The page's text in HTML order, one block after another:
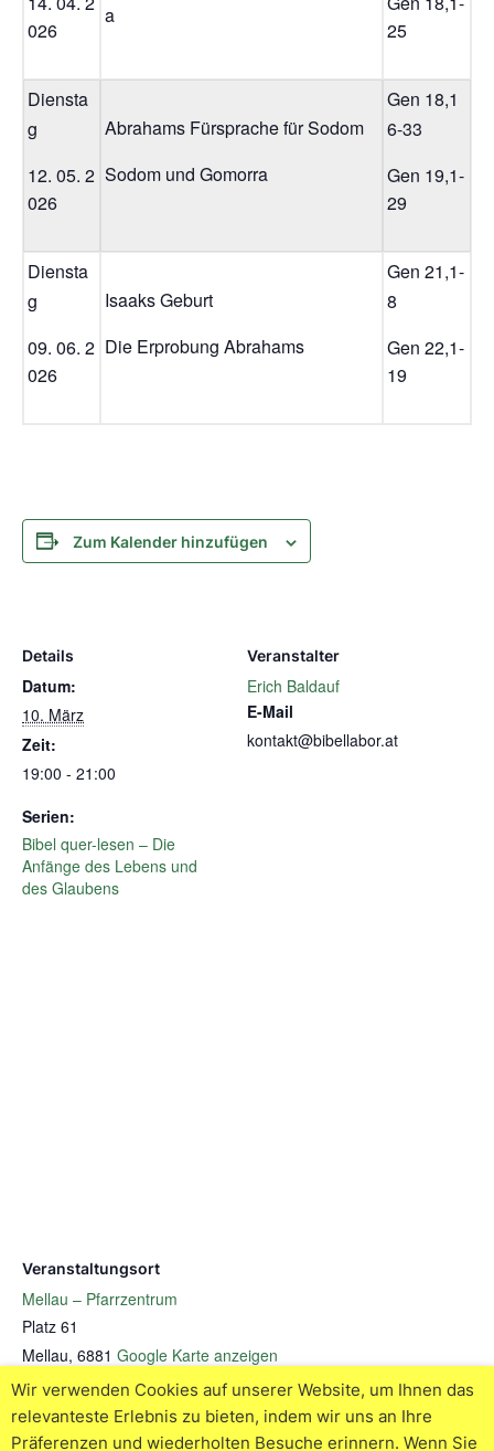
026
a
25
Diensta
g
12. 05. 2
026
Abrahams Fürsprache für Sodom
Sodom und Gomorra
Gen 18,1
6-33
Gen 19,1-
29
Diensta
g
09. 06. 2
026
Isaaks Geburt
Die Erprobung Abrahams
Gen 21,1-
8
Gen 22,1-
19
Zum Kalender hinzufügen
Details
Datum:
10. März
Zeit:
19:00 - 21:00
Serien:
Bibel quer-lesen – Die
Anfänge des Lebens und
des Glaubens
Veranstalter
Erich Baldauf
E-Mail
kontakt@bibellabor.at
Veranstaltungsort
Mellau – Pfarrzentrum
Platz 61
Mellau, 6881 Google Karte anzeigen
Bibel liest mich – Der Mensch Bibel quer-lesen – Am
Wir verwenden Cookies auf unserer Website, um Ihnen das
relevanteste Erlebnis zu bieten, indem wir uns an Ihre
Präferenzen und wiederholten Besuche erinnern. Wenn Sie